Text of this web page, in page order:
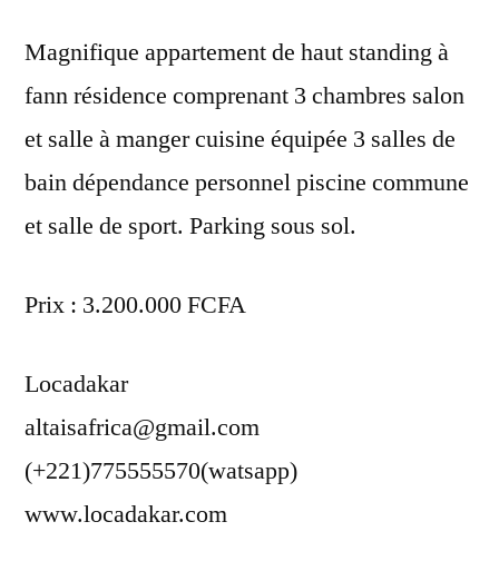
Magnifique appartement de haut standing à
fann résidence comprenant 3 chambres salon
et salle à manger cuisine équipée 3 salles de
bain dépendance personnel piscine commune
et salle de sport. Parking sous sol.
Prix : 3.200.000 FCFA
Locadakar
altaisafrica@gmail.com
(+221)775555570(watsapp)
www.locadakar.com